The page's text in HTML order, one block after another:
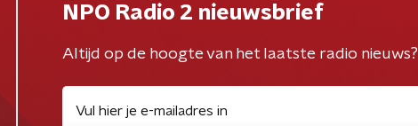
NPO Radio 2 nieuwsbrief
Altijd op de hoogte van het laatste radio nieuws?